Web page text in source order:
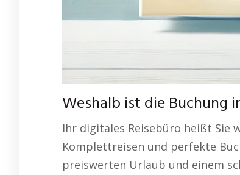
Weshalb ist die Buchung
Ihr digitales Reisebüro heißt Sie
Komplettreisen und perfekte
preiswerten Urlaub und einem